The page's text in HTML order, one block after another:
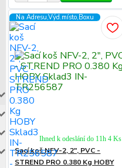
Na Adresu,Výd.místo,Boxu
Sací koš NFV-2, 2", PVC -
STREND PRO 0.380 Kg HOBY
Ihned k odeslání do 11h 4 Ks